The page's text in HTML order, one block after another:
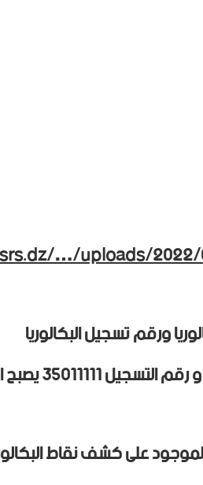
…/uploads/2022/
ورقم تسجيل البكالوريا
على كشف نقاط